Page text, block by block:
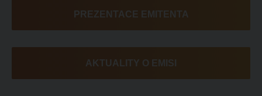
PREZENTACE EMITENTA
AKTUALITY O EMISI